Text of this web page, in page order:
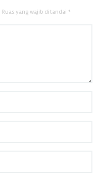
Ruas yang wajib ditandai *